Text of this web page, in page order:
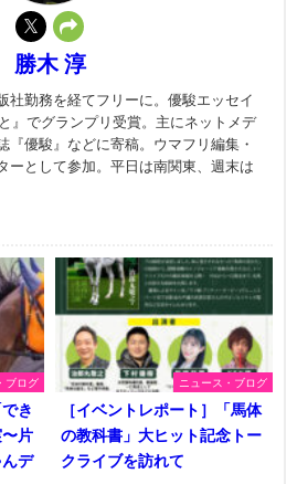
勝木 淳
社勤務を経てフリーに。優駿エッセイ
』でグランプリ受賞。主にネットメデ
『優駿』などに寄稿。ウマフリ編集・
ーとして参加。平日は南関東、週末は
ブログ
き
片
デ
ニュース・ブログ
［イベントレポート］「馬体
の教科書」大ヒット記念トー
クライブを訪れて